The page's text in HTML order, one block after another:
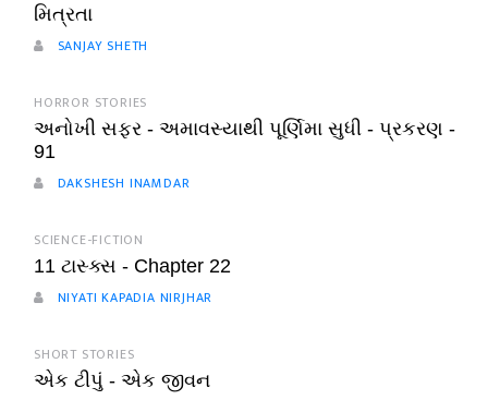
મિત્રતા
SANJAY SHETH
HORROR STORIES
અનોખી સફર - અમાવસ્યાથી પૂર્ણિમા સુધી - પ્રકરણ -
91
DAKSHESH INAMDAR
SCIENCE-FICTION
11 ટાસ્ક્સ - Chapter 22
NIYATI KAPADIA NIRJHAR
SHORT STORIES
એક ટીપું - એક જીવન